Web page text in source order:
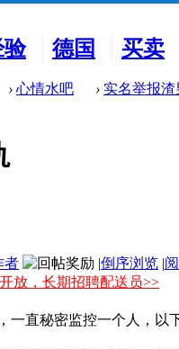
验
享
德国
生活
买卖
市场
› 心情水吧 › 实名举报渣
者 |倒序浏览 |
放，长期招聘配送员>>
一直秘密监控一个人，